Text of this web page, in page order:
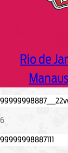
Rio de
Manaus
6